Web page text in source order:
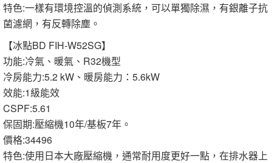
特色:一樣有環境控溫的偵測系統，可以單獨除濕，有銀離子抗
菌濾網，有反轉除塵。
【冰點BD FIH-W52SG】
功能:冷氣、暖氣、R32機型
冷房能力:5.2 kW、暖房能力：5.6kW
效能:1級能效
CSPF:5.61
保固期:壓縮機10年/基板7年。
價格:34496
特色:使用日本大廠壓縮機，通常耐用度更好一點，在排水器上